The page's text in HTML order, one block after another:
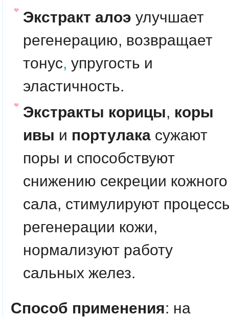
Экстракт алоэ улучшает
регенерацию, возвращает
тонус, упругость и
эластичность.
Экстракты корицы, коры
ивы и портулака сужают
поры и способствуют
снижению секреции кожного
сала, стимулируют
регенерации кожи,
нормализуют работу
сальных желез.
Способ применения: на